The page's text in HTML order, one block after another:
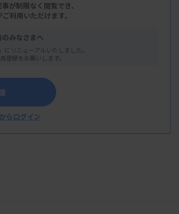
などと説明しているという。
る。
が制限なく閲覧でき、
利用いただけます。
みなさまへ
にリニューアルいたしました。
登録をお願いします。
らログイン